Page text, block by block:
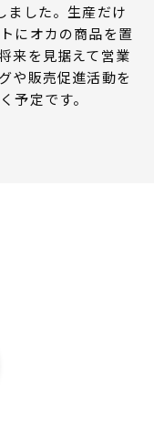
ました。生産だけ
にオカの商品を置
来を見据えて営業
や販売促進活動を
予定です。